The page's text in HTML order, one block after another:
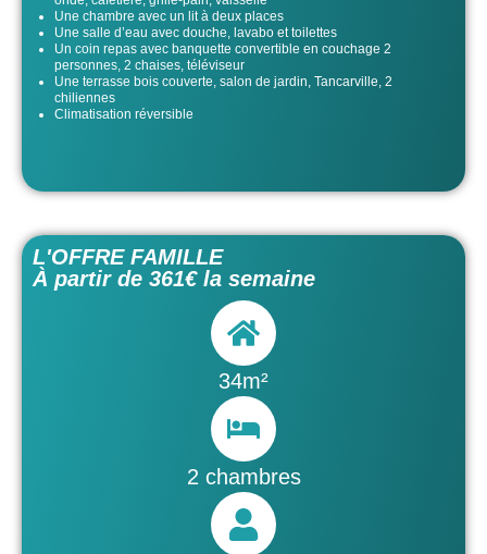
Une chambre avec un lit à deux places
Une salle d’eau avec douche, lavabo et toilettes
Un coin repas avec banquette convertible en couchage 2
personnes, 2 chaises, téléviseur
Une terrasse bois couverte, salon de jardin, Tancarville, 2
chiliennes
Climatisation réversible
L'OFFRE FAMILLE
À partir de 361€ la semaine
34m²
2 chambres